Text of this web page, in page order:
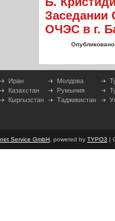
Заседании
ОЧЭС в г.
Иран
Казахстан
Кыргызстан
Молдова
Румыния
Таджикистан
Service GmbH , powered by TYPO3 |